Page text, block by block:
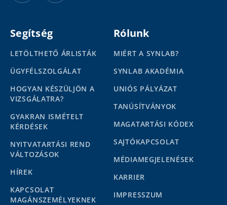
Segítség
LETÖLTHETŐ ÁRLISTÁK
ÜGYFÉLSZOLGÁLAT
HOGYAN KÉSZÜLJÖN A
VIZSGÁLATRA?
GYAKRAN ISMÉTELT
KÉRDÉSEK
NYITVATARTÁSI REND
VÁLTOZÁSOK
HÍREK
KAPCSOLAT
MAGÁNSZEMÉLYEKNEK
Rólunk
MIÉRT A SYNLAB?
SYNLAB AKADÉMIA
UNIÓS PÁLYÁZAT
TANÚSÍTVÁNYOK
MAGATARTÁSI KÓDEX
SAJTÓKAPCSOLAT
MÉDIAMEGJELENÉSEK
KARRIER
IMPRESSZUM